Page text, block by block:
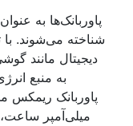
پاوربانک‌ها به
شناخته می‌شوند. با
دیجیتال مانند
به منبع
میلی‌آمپر